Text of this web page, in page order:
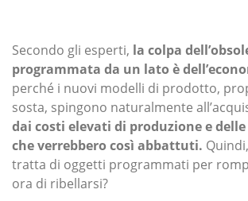
Secondo gli esperti, la colpa
programmata da un lato è
perché i nuovi modelli di prodotto,
sosta, spingono naturalmente
dai costi elevati di produzione e
che verrebbero così abbattuti.
tratta di oggetti programmati per
ora di ribellarsi?